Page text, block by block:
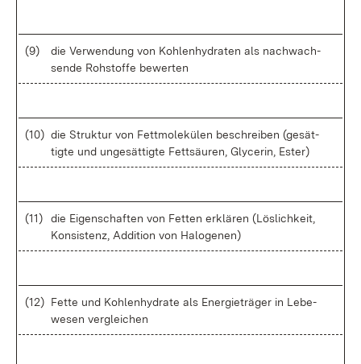
(9)
die Ver­wen­dung von Koh­len­hy­dra­ten als nach­wach­
sen­de Roh­stof­fe be­wer­ten
(10) die Struk­tur von Fett­mo­le­kü­len be­schrei­ben (ge­sät­
tig­te und un­ge­sät­tig­te Fett­säu­ren, Gly­ce­rin, Es­ter)
(11)
die Ei­gen­schaf­ten von Fet­ten er­klä­ren (Lös­lich­keit,
Kon­sis­tenz, Ad­di­ti­on von Ha­lo­ge­nen)
(12) Fet­te und Koh­len­hy­dra­te als En­er­gie­trä­ger in Le­be­
we­sen ver­glei­chen